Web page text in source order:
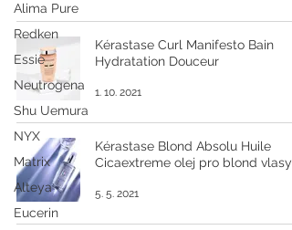
Alima Pure
Redken
Essie
Neutrogena
Shu Uemura
NYX
Matrix
Alteya
Eucerin
Kérastase Curl Manifesto Bain
Hydratation Douceur
1. 10. 2021
Kérastase Blond Absolu Huile
Cicaextreme olej pro blond vlasy
5. 5. 2021